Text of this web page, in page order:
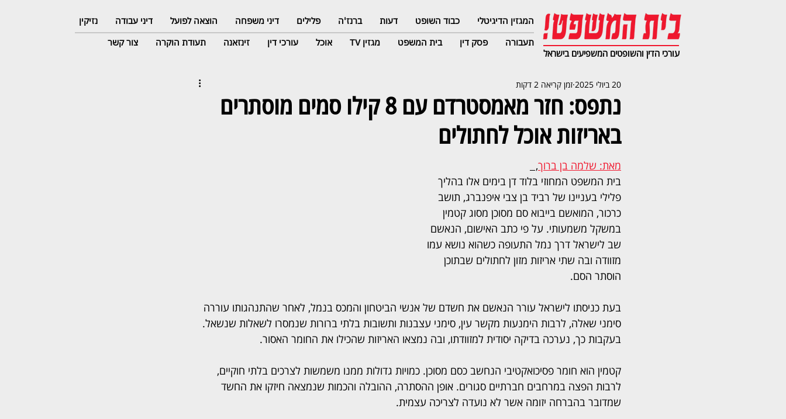
המגזין הדיגיטלי כבוד השופט דעות ברנז'ה פלילים דיני משפחה הוצאה לפועל דיני עבודה
נזיקין
תעבורה
פסק דין בית המשפט מגזין TV אוכל עורכי דין זינזאנה תעודת הוקרה צור קשר
עורכי הדין והשופטים המשפיעים בישראל
נתפס: חזר מאמסטרדם עם 8 קילו סמים מוסתרים
באריזות אוכל לחתולים
20 ביולי 2025 זמן קריאה 2 דקות
מאת: שלמה בן ברוך,
בית המשפט המחוזי בלוד דן בימים אלו בהליך
פלילי בעניינו של רביד בן צבי איפנברג, תושב
כרכור, המואשם בייבוא סם מסוכן מסוג קטמין
במשקל משמעותי. על פי כתב האישום, הנאשם
שב לישראל דרך נמל התעופה כשהוא נושא עמו
מזוודה ובה שתי אריזות מזון לחתולים שבתוכן
הוסתר הסם.
בעת כניסתו לישראל עורר הנאשם את חשדם של אנשי הביטחון והמכס בנמל, לאחר שהתנהגותו עוררה
סימני שאלה, לרבות הימנעות מקשר עין, סימני עצבנות ותשובות בלתי ברורות שנמסרו לשאלות שנשאל.
בעקבות כך, נערכה בדיקה יסודית למזוודתו, ובה נמצאו האריזות שהכילו את החומר האסור.
קטמין הוא חומר פסיכואקטיבי הנחשב כסם מסוכן. כמויות גדולות ממנו משמשות לצרכים בלתי חוקיים,
לרבות הפצה במרחבים חברתיים סגורים. אופן ההסתרה, ההובלה והכמות שנמצאה חיזקו את החשד
שמדובר בהברחה יזומה אשר לא נועדה לצריכה עצמית.